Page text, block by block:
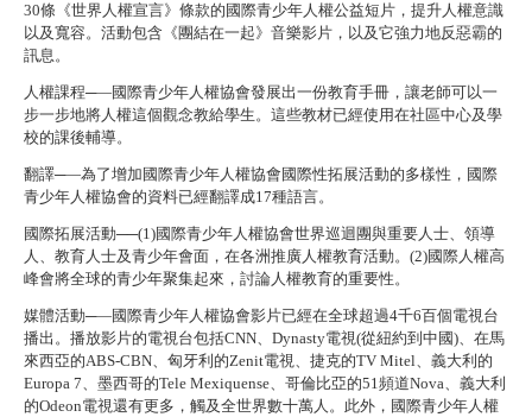
30條《世界人權宣言》條款的國際青少年人權公益短片，提升人權意識
以及寬容。 活動包含《團結在一起》音樂影片，以及它強力地反惡霸的
訊息。
人權課程─—國際青少年人權協會發展出一份教育手冊，讓老師可以一
步一步地將人權這個觀念教給學生。這些教材已經使用在社區中心及學
校的課後輔導。
翻譯─—為了增加國際青少年人權協會國際性拓展活動的多樣性，國際
青少年人權協會的資料已經翻譯成17種語言。
國際拓展活動──(1)國際青少年人權協會世界巡迴團與重要人士、領導
人、教育人士及青少年會面，在各洲推廣人權教育活動。(2)國際人權高
峰會將全球的青少年聚集起來，討論人權教育的重要性。
媒體活動─—國際青少年人權協會影片已經在全球超過4千6百個電視台
播出。播放影片的電視台包括CNN、Dynasty電視(從紐約到中國)、在馬
來西亞的ABS-CBN、匈牙利的Zenit電視、捷克的TV Mitel、義大利的
Europa 7、墨西哥的Tele Mexiquense、哥倫比亞的51頻道Nova、義大利
的Odeon電視還有更多，觸及全世界數十萬人。此外，國際青少年人權